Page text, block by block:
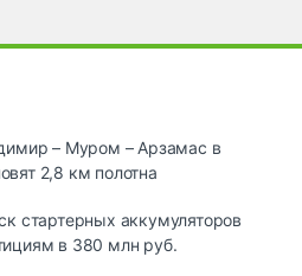
– Муром – Арзамас в
2,8 км полотна
стартерных аккумуляторов
в 380 млн руб.